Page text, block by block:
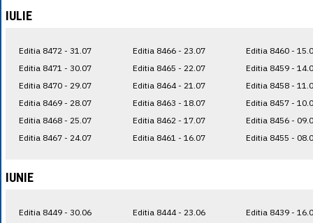
IULIE
Editia 8472 - 31.07
Editia 8471 - 30.07
Editia 8470 - 29.07
Editia 8469 - 28.07
Editia 8468 - 25.07
Editia 8467 - 24.07
Editia 8466 - 23.07
Editia 8465 - 22.07
Editia 8464 - 21.07
Editia 8463 - 18.07
Editia 8462 - 17.07
Editia 8461 - 16.07
Editia 8460 -
Editia 8459 -
Editia 8458 -
Editia 8457 -
Editia 8456 -
Editia 8455 -
IUNIE
Editia 8449 - 30.06
Editia 8444 - 23.06
Editia 8439 -